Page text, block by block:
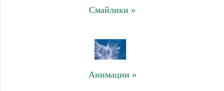
Смайлики »
Анимации »